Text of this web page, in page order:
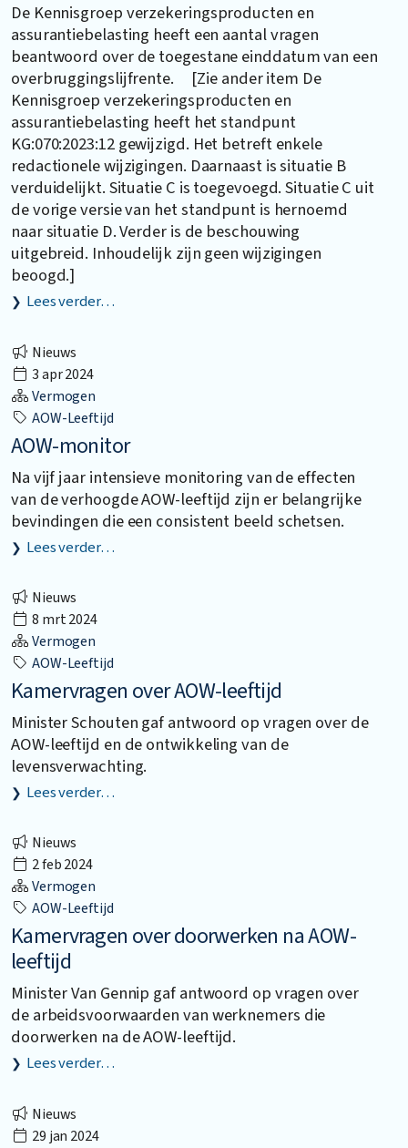
De Kennisgroep verzekeringsproducten en
assurantiebelasting heeft een aantal vragen
beantwoord over de toegestane einddatum van een
overbruggingslijfrente. [Zie ander item De
Kennisgroep verzekeringsproducten en
assurantiebelasting heeft het standpunt
KG:070:2023:12 gewijzigd. Het betreft enkele
redactionele wijzigingen. Daarnaast is situatie B
verduidelijkt. Situatie C is toegevoegd. Situatie C uit
de vorige versie van het standpunt is hernoemd
naar situatie D. Verder is de beschouwing
uitgebreid. Inhoudelijk zijn geen wijzigingen
beoogd.]
Lees verder…
Nieuws
3 apr 2024
Vermogen
AOW-Leeftijd
AOW-monitor
Na vijf jaar intensieve monitoring van de effecten
van de verhoogde AOW-leeftijd zijn er belangrijke
bevindingen die een consistent beeld schetsen.
Lees verder…
Nieuws
8 mrt 2024
Vermogen
AOW-Leeftijd
Kamervragen over AOW-leeftijd
Minister Schouten gaf antwoord op vragen over de
AOW-leeftijd en de ontwikkeling van de
levensverwachting.
Lees verder…
Nieuws
2 feb 2024
Vermogen
AOW-Leeftijd
Kamervragen over doorwerken na AOW-
leeftijd
Minister Van Gennip gaf antwoord op vragen over
de arbeidsvoorwaarden van werknemers die
doorwerken na de AOW-leeftijd.
Lees verder…
Nieuws
29 jan 2024